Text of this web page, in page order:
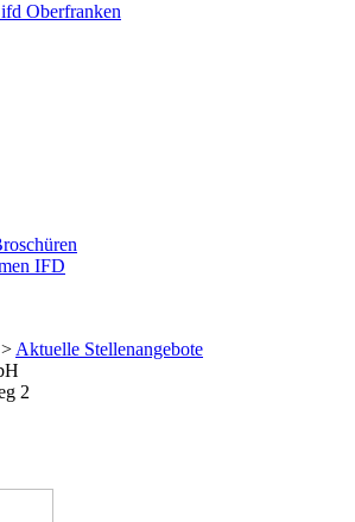
Oberfranken
IFD
> Aktuelle Stellenangebote
2